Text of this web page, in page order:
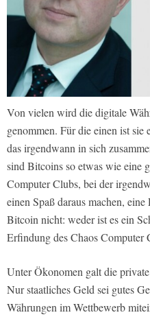
Von vielen wird die digitale
genommen. Für die einen ist sie
das irgendwann in sich
sind Bitcoins so etwas wie eine
Computer Clubs, bei der
einen Spaß daraus machen,
Bitcoin nicht: weder ist es ein
Erfindung des Chaos Computer
Unter Ökonomen galt die
Nur staatliches Geld sei gutes
Währungen im Wettbewerb